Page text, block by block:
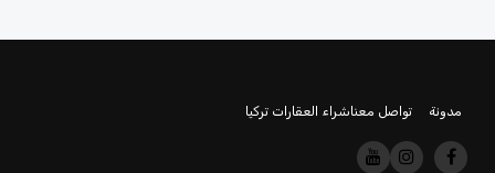
مدونة تواصل معناشراء العقارات تركيا